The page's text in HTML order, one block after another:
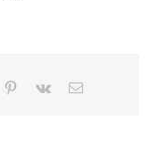
Pinterest
Vk Email